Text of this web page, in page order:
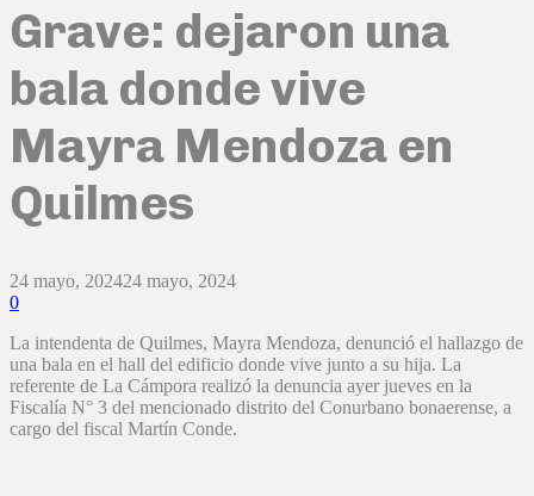
Grave: dejaron una
bala donde vive
Mayra Mendoza en
Quilmes
24 mayo, 202424 mayo, 2024
0
La intendenta de Quilmes, Mayra Mendoza, denunció el hallazgo de
una bala en el hall del edificio donde vive junto a su hija. La
referente de La Cámpora realizó la denuncia ayer jueves en la
Fiscalía N° 3 del mencionado distrito del Conurbano bonaerense, a
cargo del fiscal Martín Conde.